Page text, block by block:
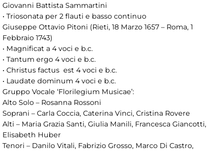
Giovanni Battista Sammartini
• Triosonata per 2 flauti e basso continuo
Giuseppe Ottavio Pitoni (Rieti, 18 Marzo 1657 – Roma, 1
Febbraio 1743)
• Magnificat a 4 voci e b.c.
• Tantum ergo 4 voci e b.c.
• Christus factus est 4 voci e b.c.
• Laudate dominum 4 voci e b.c.
Gruppo Vocale ‘Florilegium Musicae’:
Alto Solo – Rosanna Rossoni
Soprani – Carla Coccia, Caterina Vinci, Cristina Rovere
Alti – Maria Grazia Santi, Giulia Manili, Francesca Giancotti,
Elisabeth Huber
Tenori – Danilo Vitali, Fabrizio Grosso, Marco Di Castro,